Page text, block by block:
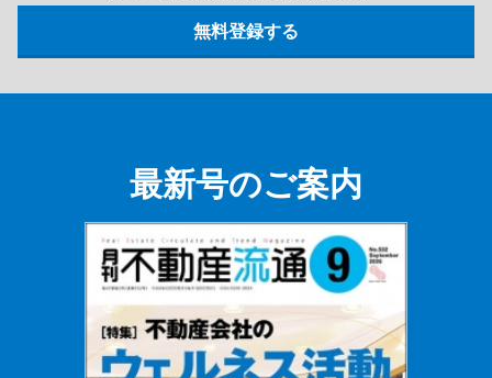
最新号のご案内